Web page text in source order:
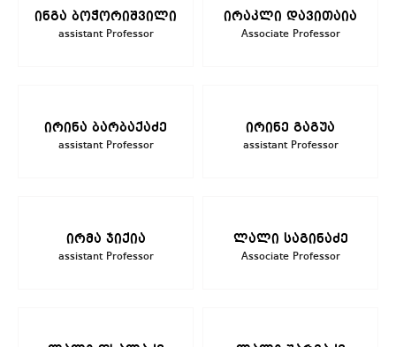
ინგა ბოჭორიშვილი
assistant Professor
ირაკლი დავითაია
Associate Professor
ირინა ბარბაქაძე
assistant Professor
ირინე გაგუა
assistant Professor
ირმა ჯიქია
assistant Professor
ლალი საგინაძე
Associate Professor